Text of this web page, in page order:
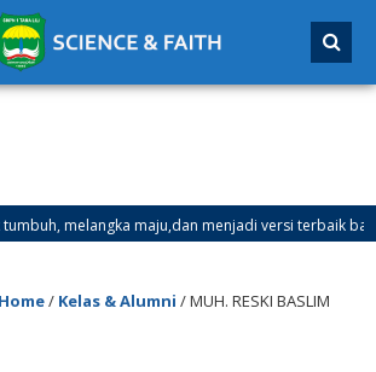
melangka maju,dan menjadi versi terbaik bagi
21 Desember 2025 sd Tanggal 4 Januari 2026
Home/ Kelas & Alumni /MUH. RESKI BASLIM